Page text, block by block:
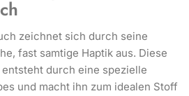
zeichnet sich durch seine
fast samtige Haptik aus. Diese
durch eine spezielle
und macht ihn zum idealen Stoff